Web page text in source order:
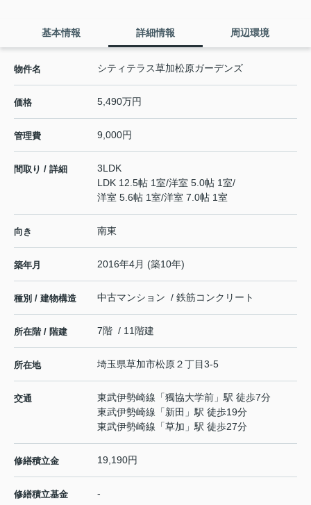
基本情報 詳細情報 周辺環境
物件名 シティテラス草加松原ガーデンズ
価格 5,490万円
管理費 9,000円
間取り / 詳細
3LDK
LDK 12.5帖 1室/洋室 5.0帖 1室/
洋室 5.6帖 1室/洋室 7.0帖 1室
向き 南東
築年月 2016年4月 (築10年)
種別 / 建物構造 中古マンション / 鉄筋コンクリート
所在階 / 階建 7階 / 11階建
所在地 埼玉県草加市松原２丁目3-5
交通 東武伊勢崎線 「獨協大学前 」駅 徒歩7分
東武伊勢崎線 「新田 」駅 徒歩19分
東武伊勢崎線 「草加 」駅 徒歩27分
修繕積立金 19,190円
修繕積立基金 -